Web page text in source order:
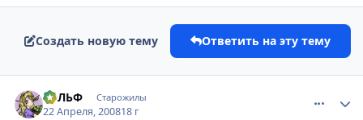
Создать новую тему Ответить на эту тему
БЭЛЬФ Старожилы
22 Апреля, 200818 г